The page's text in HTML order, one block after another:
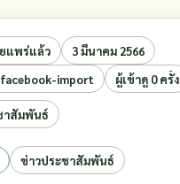
แพร่แล้ว
3 มีนาคม 2566
import
ผู้เข้าดู 0 ครั้ง
าสัมพันธ์
ข่าวประชาสัมพันธ์